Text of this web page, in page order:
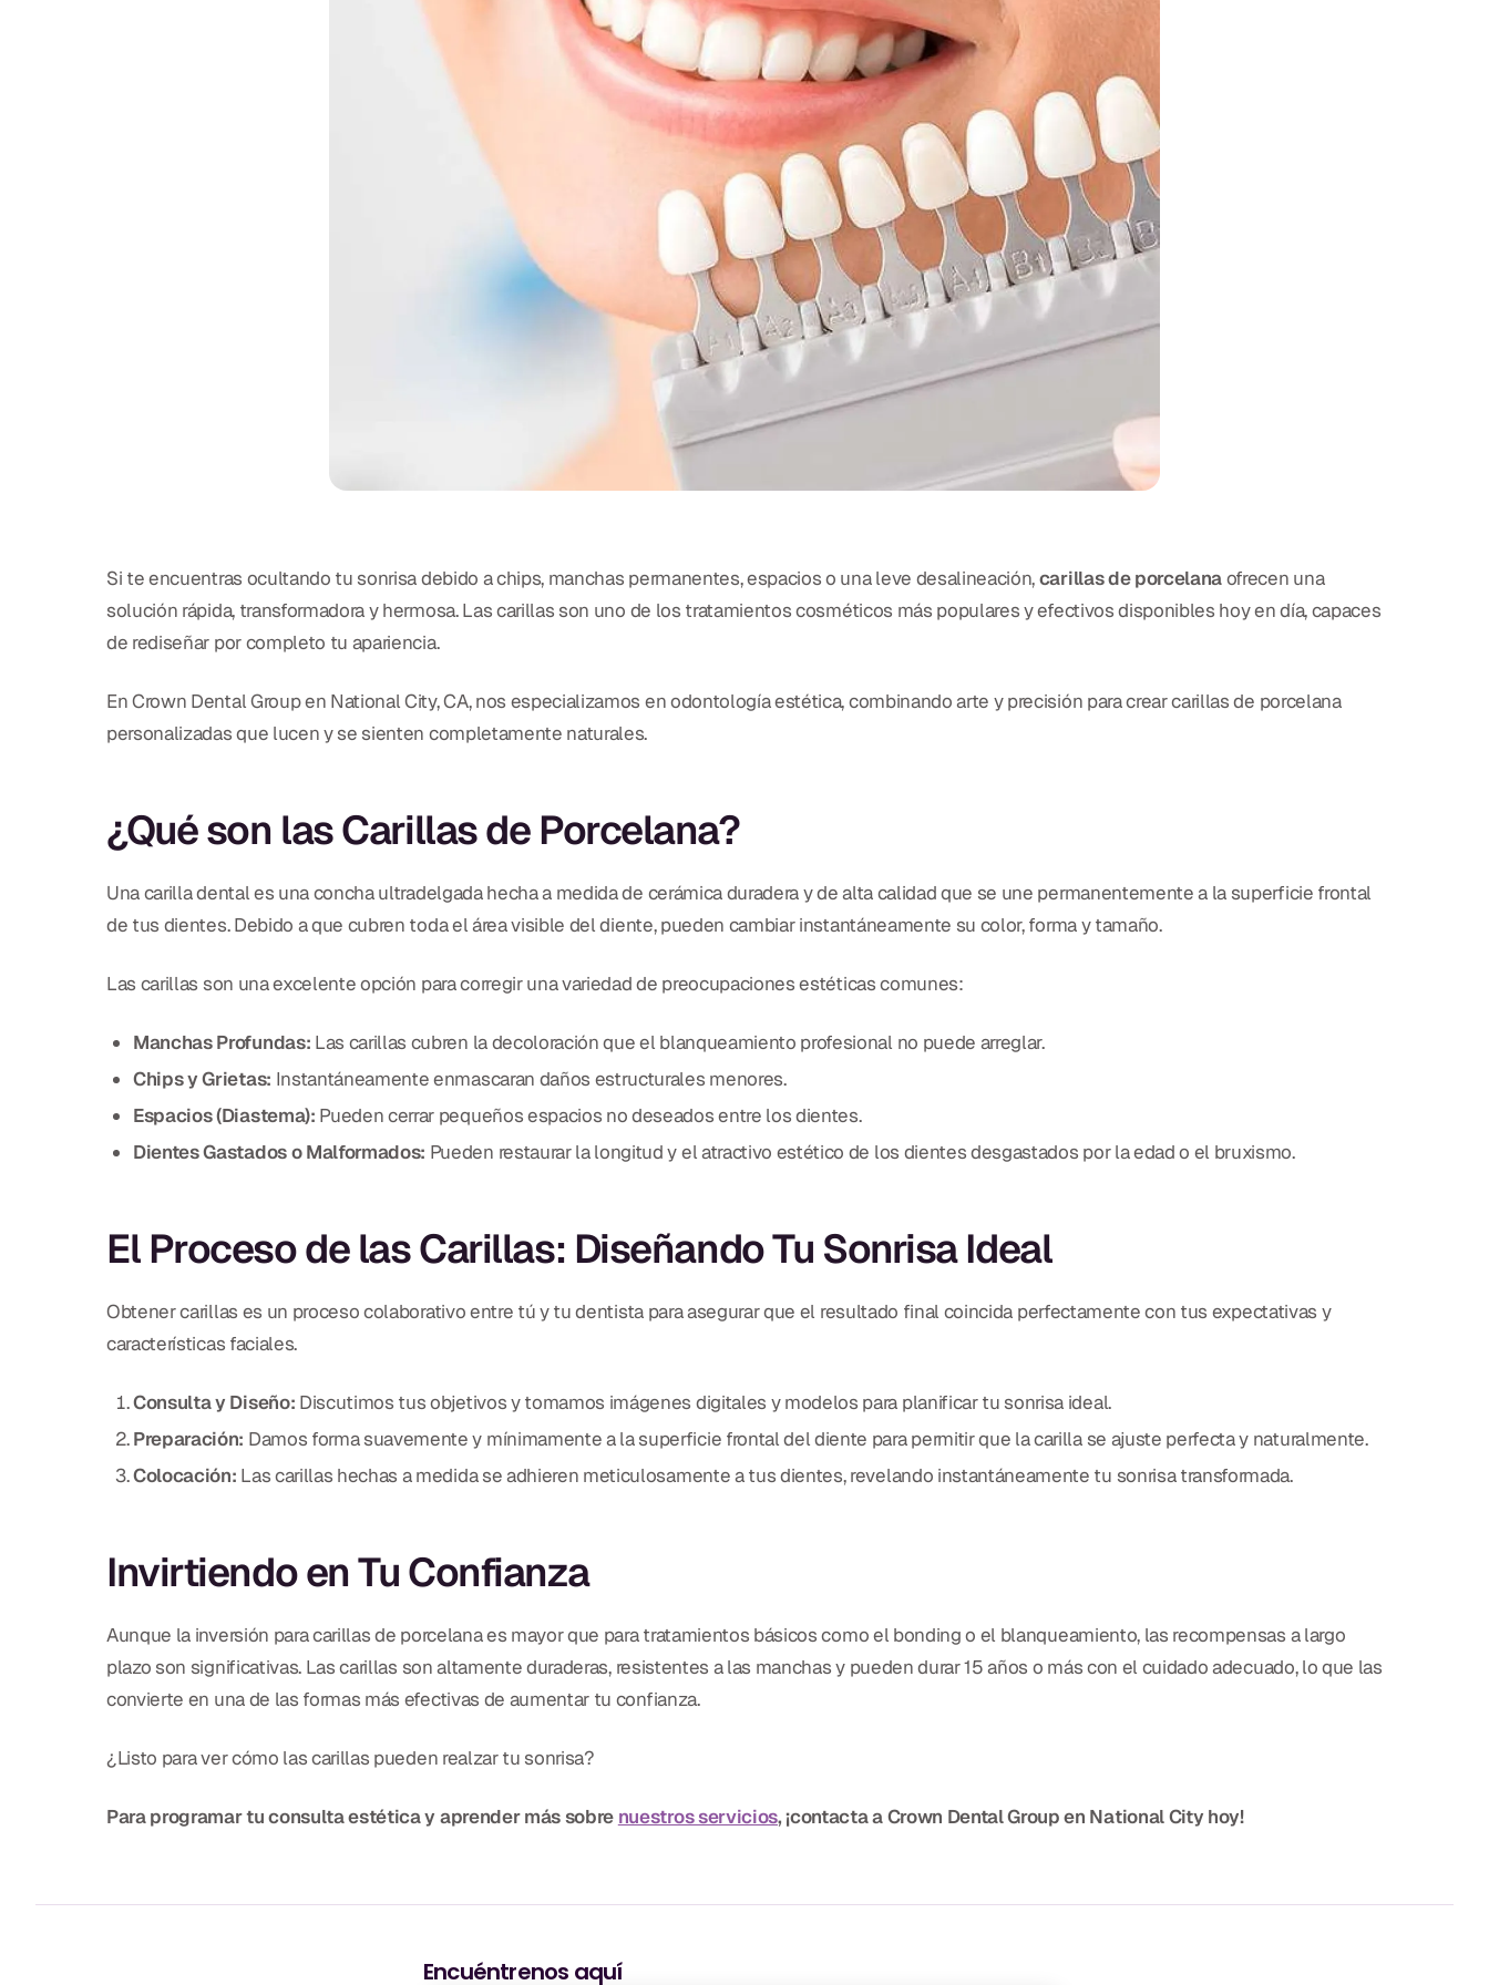
Si te encuentras ocultando tu sonrisa debido a chips, manchas permanentes, espacios o una leve desalineación,carillas de porcelanaofrecen una
solución rápida, transformadora y hermosa. Las carillas son uno de los tratamientos cosméticos más populares y efectivos disponibles hoy en día, capaces
de rediseñar por completo tu apariencia.
En Crown Dental Group en National City, CA, nos especializamos en odontología estética, combinando arte y precisión para crear carillas de porcelana
personalizadas que lucen y se sienten completamente naturales.
¿Qué son las Carillas de Porcelana?
Una carilla dental es una concha ultradelgada hecha a medida de cerámica duradera y de alta calidad que se une permanentemente a la superficie frontal
de tus dientes. Debido a que cubren toda el área visible del diente, pueden cambiar instantáneamente su color, forma y tamaño.
Las carillas son una excelente opción para corregir una variedad de preocupaciones estéticas comunes:
Manchas Profundas: Las carillas cubren la decoloración que el blanqueamiento profesional no puede arreglar.
Chips y Grietas: Instantáneamente enmascaran daños estructurales menores.
Espacios (Diastema): Pueden cerrar pequeños espacios no deseados entre los dientes.
Dientes Gastados o Malformados: Pueden restaurar la longitud y el atractivo estético de los dientes desgastados por la edad o el bruxismo.
El Proceso de las Carillas: Diseñando Tu Sonrisa Ideal
Obtener carillas es un proceso colaborativo entre tú y tu dentista para asegurar que el resultado final coincida perfectamente con tus expectativas y
características faciales.
Consulta y Diseño: Discutimos tus objetivos y tomamos imágenes digitales y modelos para planificar tu sonrisa ideal.
Preparación: Damos forma suavemente y mínimamente a la superficie frontal del diente para permitir que la carilla se ajuste perfecta y naturalmente.
Colocación: Las carillas hechas a medida se adhieren meticulosamente a tus dientes, revelando instantáneamente tu sonrisa transformada.
Invirtiendo en Tu Confianza
Aunque la inversión para carillas de porcelana es mayor que para tratamientos básicos como el bonding o el blanqueamiento, las recompensas a largo
plazo son significativas. Las carillas son altamente duraderas, resistentes a las manchas y pueden durar 15 años o más con el cuidado adecuado, lo que las
convierte en una de las formas más efectivas de aumentar tu confianza.
¿Listo para ver cómo las carillas pueden realzar tu sonrisa?
Para programar tu consulta estética y aprender más sobre nuestros servicios, ¡contacta a Crown Dental Group en National City hoy!
Encuéntrenos aquí